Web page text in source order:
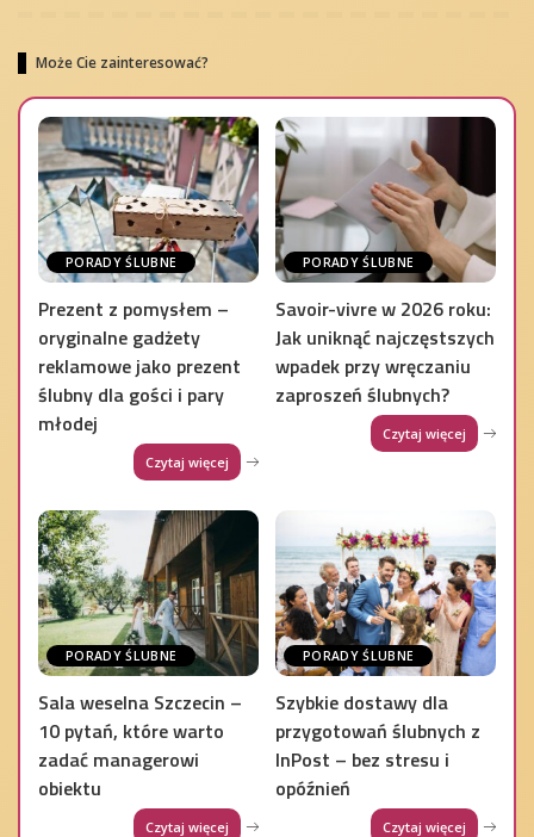
Może Cie zainteresować?
PORADY ŚLUBNE
Prezent z pomysłem –
oryginalne gadżety
reklamowe jako prezent
ślubny dla gości i pary
młodej
Czytaj więcej
PORADY ŚLUBNE
Savoir-vivre w 2026 roku:
Jak uniknąć najczęstszych
wpadek przy wręczaniu
zaproszeń ślubnych?
Czytaj więcej
PORADY ŚLUBNE
Sala weselna Szczecin –
10 pytań, które warto
zadać managerowi
obiektu
Czytaj więcej
PORADY ŚLUBNE
Szybkie dostawy dla
przygotowań ślubnych z
InPost – bez stresu i
opóźnień
Czytaj więcej